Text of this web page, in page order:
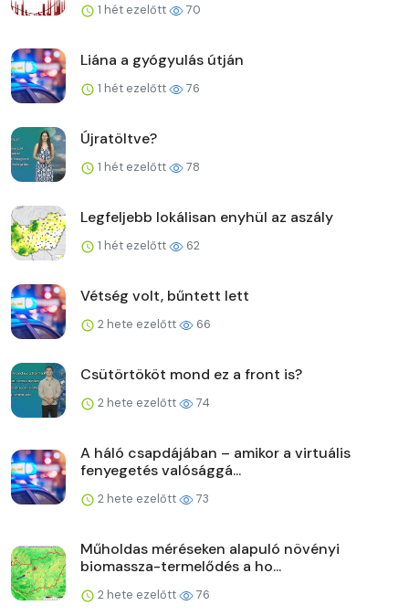
1 hét ezelőtt 70
Liána a gyógyulás útján
1 hét ezelőtt 76
Újratöltve?
1 hét ezelőtt 78
Legfeljebb lokálisan enyhül az aszály
1 hét ezelőtt 62
Vétség volt, bűntett lett
2 hete ezelőtt 66
Csütörtököt mond ez a front is?
2 hete ezelőtt 74
A háló csapdájában – amikor a virtuális
fenyegetés valósággá...
2 hete ezelőtt 73
Műholdas méréseken alapuló növényi
biomassza-termelődés a ho...
2 hete ezelőtt 76